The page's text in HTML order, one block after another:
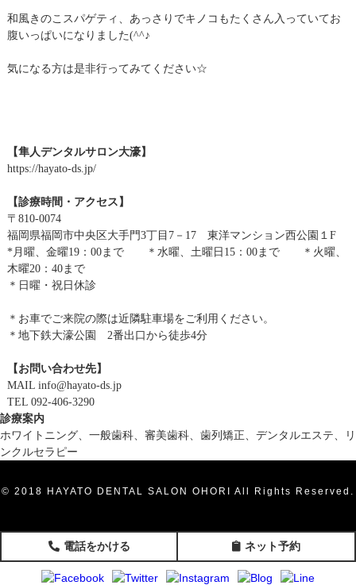
電話をかける ネット予約
和風きのこスパゲティ、あっさりでキノコもたくさん入っていてお
腹いっぱいになりました(^^♪
気になる方は是非行ってみてください☆
【隼人デンタルサロン大濠】
https://hayato-ds.jp/
【診療時間・アクセス】
〒810-0074
福岡県福岡市中央区大手門3丁目7－17 東洋マンション西公園１F
*月曜、金曜19：00まで ＊水曜、土曜日15：00まで ＊火曜、
木曜20：40まで
＊日曜・祝日休診
＊お車でご来院の際は近隣駐車場をご利用ください。
＊地下鉄大濠公園 2番出口から徒歩4分
【お問い合わせ先】
MAIL info@hayato-ds.jp
TEL 092-406-3290
診療案内
ホワイトニング、一般歯科、審美歯科、歯列矯正、デンタルエステ、リ
ンクルセラピー
© 2018 HAYATO DENTAL SALON OHORI All Rights Reserved.